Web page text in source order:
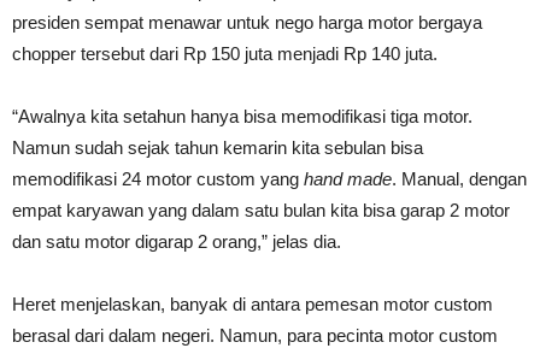
presiden sempat menawar untuk nego harga motor bergaya
chopper tersebut dari Rp 150 juta menjadi Rp 140 juta.
“Awalnya kita setahun hanya bisa memodifikasi tiga motor.
Namun sudah sejak tahun kemarin kita sebulan bisa
memodifikasi 24 motor custom yang hand made. Manual, dengan
empat karyawan yang dalam satu bulan kita bisa garap 2 motor
dan satu motor digarap 2 orang,” jelas dia.
Heret menjelaskan, banyak di antara pemesan motor custom
berasal dari dalam negeri. Namun, para pecinta motor custom